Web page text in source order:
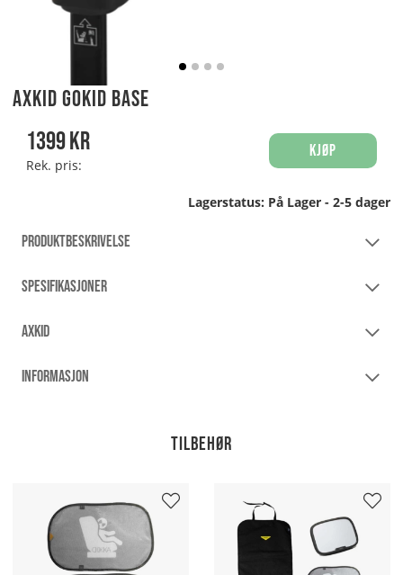
Axkid GoKid Base
1399kr
Rek. pris:
Kjøp
Lagerstatus: På Lager - 2-5 dager
PRODUKTBESKRIVELSE
SPESIFIKASJONER
AXKID
INFORMASJON
Tilbehør